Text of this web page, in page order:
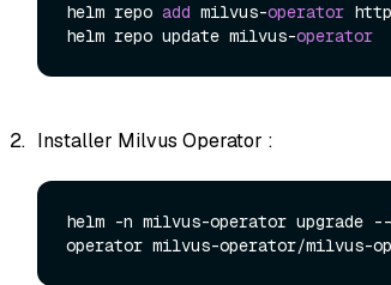
helm repo add milvus-operator
helm repo update milvus-operator
Installer Milvus Operator :
helm -n milvus-operator upgrade